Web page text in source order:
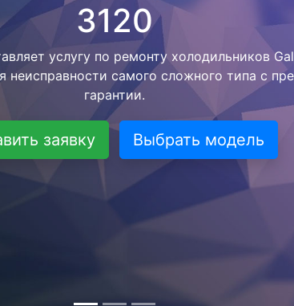
тем самым Вам не предстоит ожидать
Перед тем как холодильная техника
стоимость работ и в дальнейшем
услуг от компании - Доставка
консультирование и диагностика.
заявку Выбрать модель